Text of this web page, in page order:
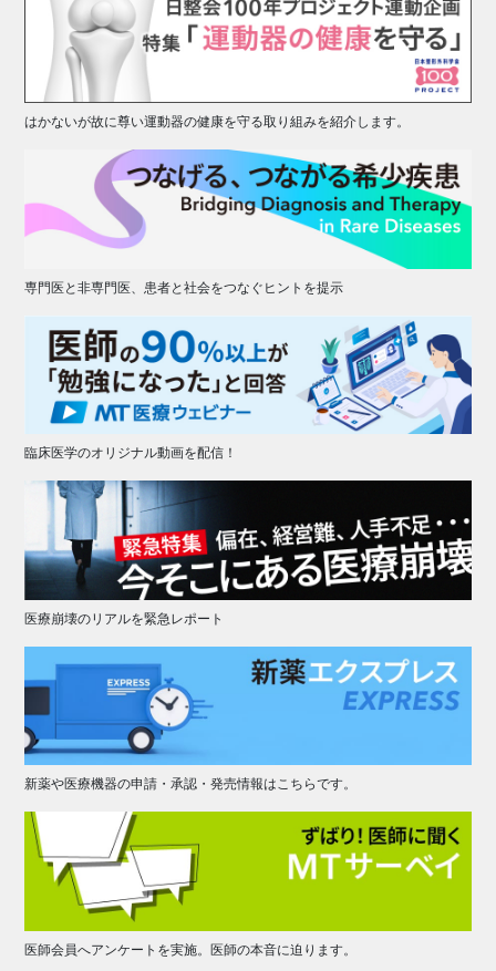
はかないが故に尊い運動器の健康を守る取り組みを紹介します。
専門医と非専門医、患者と社会をつなぐヒントを提示
臨床医学のオリジナル動画を配信！
医療崩壊のリアルを緊急レポート
新薬や医療機器の申請・承認・発売情報はこちらです。
医師会員へアンケートを実施。医師の本音に迫ります。